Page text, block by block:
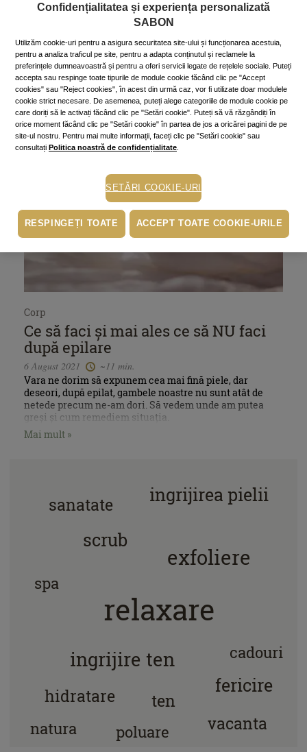
2 July 2024
~5 min.
Vara e bine să ne luăm la revedere de la terapii și
proceduri cosmetice precum produsele de exfoliere
dură și tratamentele cu laser. Și nu numai de la ele!
Mai mult »
Corp
Ce să faci și mai ales ce să NU faci
după epilare
6 August 2021
~11 min.
Vara ne dorim să expunem cea mai fină piele, dar
deseori, după epilat, gambele noastre nu sunt atât de
netede precum ne-am dori. Să vedem unde am putea
greși și cum remediem situația.
Mai mult »
relaxare
exfoliere
ingrijire ten
scrub
ingrijirea pielii
fericire
hidratare
sanatate
ten
vacanta
natura
cadouri
spa
poluare
Confidențialitatea și experiența personalizată
SABON
Utilizăm cookie-uri pentru a asigura securitatea site-ului și funcționarea acestuia,
pentru a analiza traficul pe site, pentru a adapta conținutul și reclamele la
preferințele dumneavoastră și pentru a oferi servicii legate de rețelele sociale. Puteți
accepta sau respinge toate tipurile de module cookie făcând clic pe "Accept
cookies" sau "Reject cookies", în acest din urmă caz, vor fi utilizate doar modulele
cookie strict necesare. De asemenea, puteți alege categoriile de module cookie pe
care doriți să le activați făcând clic pe "Setări cookie". Puteți să vă răzgândiți în
orice moment făcând clic pe "Setări cookie" în partea de jos a oricărei pagini de pe
site-ul nostru. Pentru mai multe informații, faceți clic pe "Setări cookie" sau
consultați Politica noastră de confidențialitate
SETĂRI COOKIE-URI
RESPINGEȚI TOATE ACCEPT TOATE COOKIE-URILE